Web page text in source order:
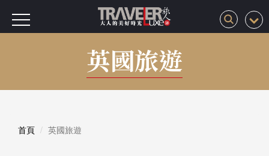
英國旅遊
首頁 英國旅遊